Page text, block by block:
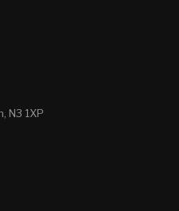
N3 1XP